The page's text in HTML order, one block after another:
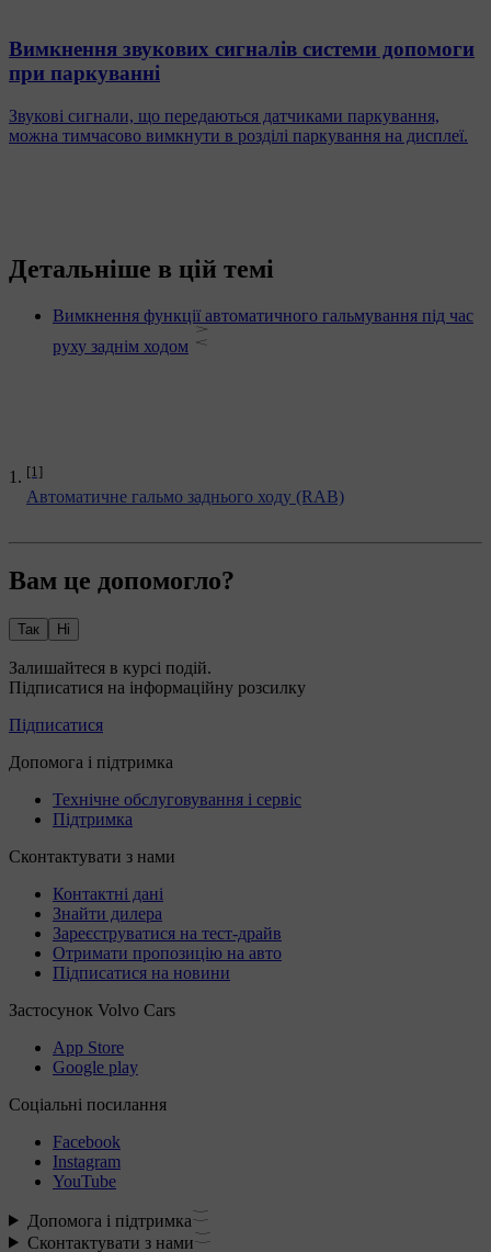
[1]
Автоматичне гальмо заднього ходу (RAB)
Вимкнення звукових сигналів системи допомоги
при паркуванні
Звукові сигнали, що передаються датчиками паркування,
можна тимчасово вимкнути в розділі паркування на дисплеї.
Детальніше в цій темі
Вимкнення функції автоматичного гальмування під час
руху заднім ходом
Вам це допомогло?
Так Ні